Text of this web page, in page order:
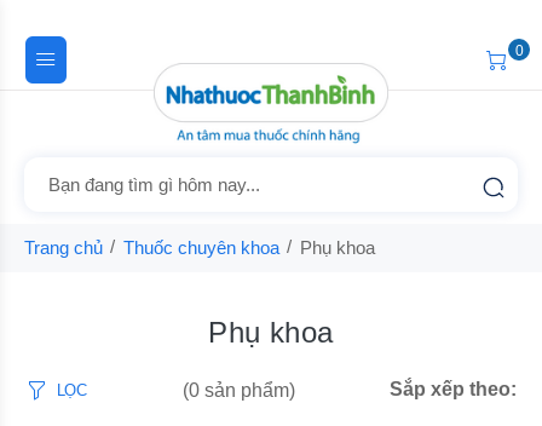
0
Trang chủ Thuốc chuyên khoa Phụ khoa
Phụ khoa
LỌC (0 sản phẩm) Sắp xếp theo: